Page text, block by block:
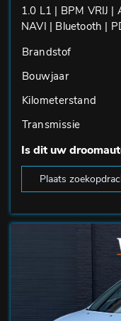
1.0 L1 | BPM VRIJ
NAVI | Bluetooth |
Brandstof
Bouwjaar
Kilometerstand
Transmissie
Is dit uw
Plaats